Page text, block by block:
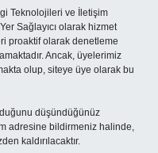
Teknolojileri ve İletişim
Sağlayıcı olarak hizmet
proaktif olarak denetleme
Ancak, üyelerimiz
olup, siteye üye olarak bu
düşündüğünüz
adresine bildirmeniz halinde,
kaldırılacaktır.